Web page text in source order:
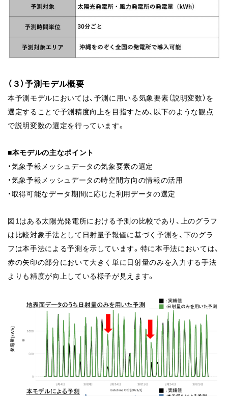
（３）予測モデル概要
本予測モデルにおいては、予測に用いる気象要素（説明変数）を
選定することで予測精度向上を目指すため、以下のような観点
で説明変数の選定を行っています。
■本モデルの主なポイント
・気象予報メッシュデータの気象要素の選定
・気象予報メッシュデータの時空間方向の情報の活用
・取得可能なデータ期間に応じた利用データの選定
図1はある太陽光発電所における予測の比較であり、上のグラフ
は比較対象手法として日射量予報値に基づく予測を、下のグラ
フは本手法による予測を示しています。特に本手法においては、
赤の矢印の部分において大きく単に日射量のみを入力する手法
よりも精度が向上している様子が見えます。